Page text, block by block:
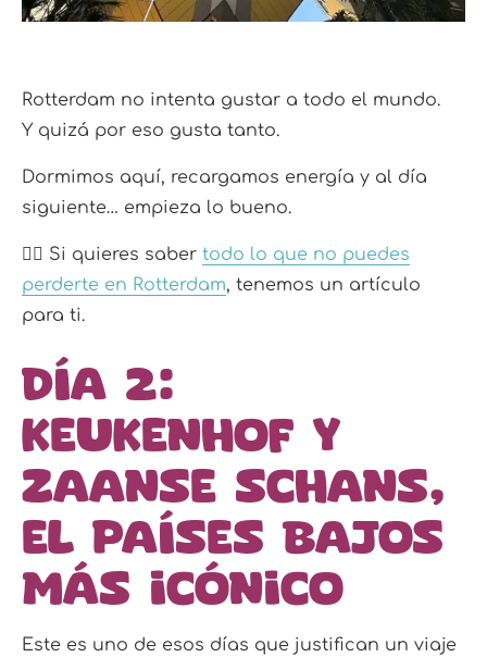
Rotterdam no intenta gustar a todo el mundo.
Y quizá por eso gusta tanto.
Dormimos aquí, recargamos energía y al día
siguiente… empieza lo bueno.
👉🏼 Si quieres saber todo lo que no puedes
perderte en Rotterdam, tenemos un artículo
para ti.
Día 2:
Keukenhof y
Zaanse Schans,
el Países Bajos
más icónico
Este es uno de esos días que justifican un viaje